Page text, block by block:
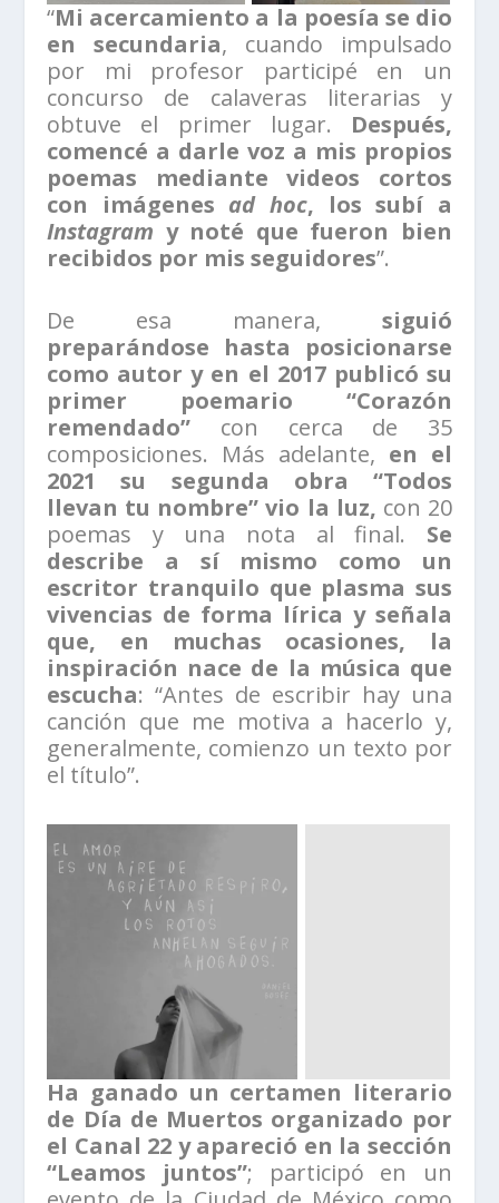
“Mi acercamiento a la poesía se dio
en secundaria, cuando impulsado
por mi profesor participé en un
concurso de calaveras literarias y
obtuve el primer lugar. Después,
comencé a darle voz a mis propios
poemas mediante videos cortos
con imágenes ad hoc, los subí a
Instagram y noté que fueron bien
recibidos por mis seguidores”.
De esa manera, siguió
preparándose hasta posicionarse
como autor y en el 2017 publicó su
primer poemario “Corazón
remendado” con cerca de 35
composiciones. Más adelante, en el
2021 su segunda obra “Todos
llevan tu nombre” vio la luz, con 20
poemas y una nota al final. Se
describe a sí mismo como un
escritor tranquilo que plasma sus
vivencias de forma lírica y señala
que, en muchas ocasiones, la
inspiración nace de la música que
escucha: “Antes de escribir hay una
canción que me motiva a hacerlo y,
generalmente, comienzo un texto por
el título”.
Ha ganado un certamen literario
de Día de Muertos organizado por
el Canal 22 y apareció en la sección
“Leamos juntos”; participó en un